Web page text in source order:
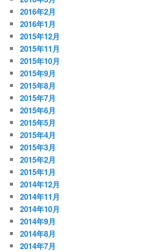
2016年2月
2016年1月
2015年12月
2015年11月
2015年10月
2015年9月
2015年8月
2015年7月
2015年6月
2015年5月
2015年4月
2015年3月
2015年2月
2015年1月
2014年12月
2014年11月
2014年10月
2014年9月
2014年8月
2014年7月